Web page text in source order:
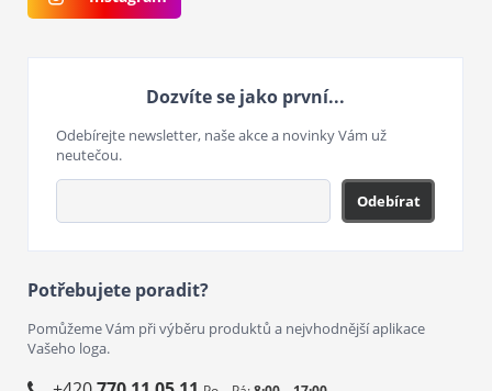
Dozvíte se jako první...
Odebírejte newsletter, naše akce a novinky Vám už
neutečou.
Odebírat
Potřebujete poradit?
Pomůžeme Vám při výběru produktů a nejvhodnější aplikace
Vašeho loga.